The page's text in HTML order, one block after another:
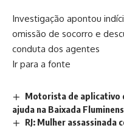
Investigação apontou
omissão de socorro e
conduta dos agentes
Ir para a fonte
Motorista de aplicativo
ajuda na Baixada
RJ: Mulher